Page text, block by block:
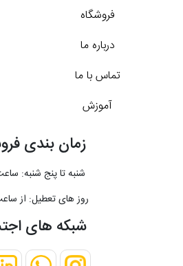
فروشگاه
درباره ما
تماس با ما
آموزش
زمان بندی
شنبه تا پنج شنبه: ساعت ۱۰ الی
روز های تعطیل: از ساعت 10
شبکه های